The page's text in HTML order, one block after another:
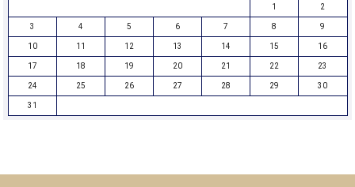
1 2
3 4 5 6 7 8 9
10 11 12 13 14 15 16
17 18 19 20 21 22 23
24 25 26 27 28 29 30
31